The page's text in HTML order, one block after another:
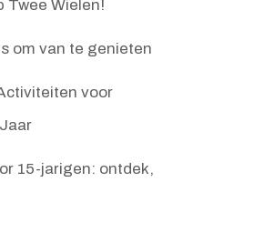
Twee Wielen!
om van te genieten
voor
15-jarigen: ontdek,